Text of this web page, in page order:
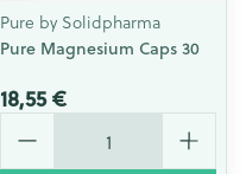
Pure by Solidpharma
Pure Magnesium Caps 30
18,55 €
Quantité